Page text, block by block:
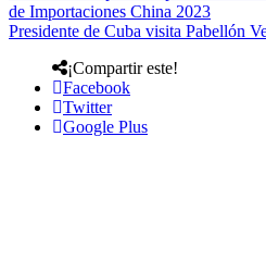
de Importaciones China 2023
Presidente de Cuba visita Pabellón
¡Compartir este!
Facebook
Twitter
Google Plus